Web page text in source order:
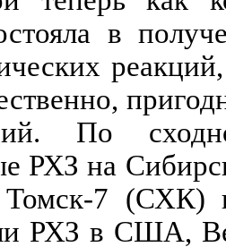
в
По
РХЗ на
7 (СХК)
РХЗ в США,